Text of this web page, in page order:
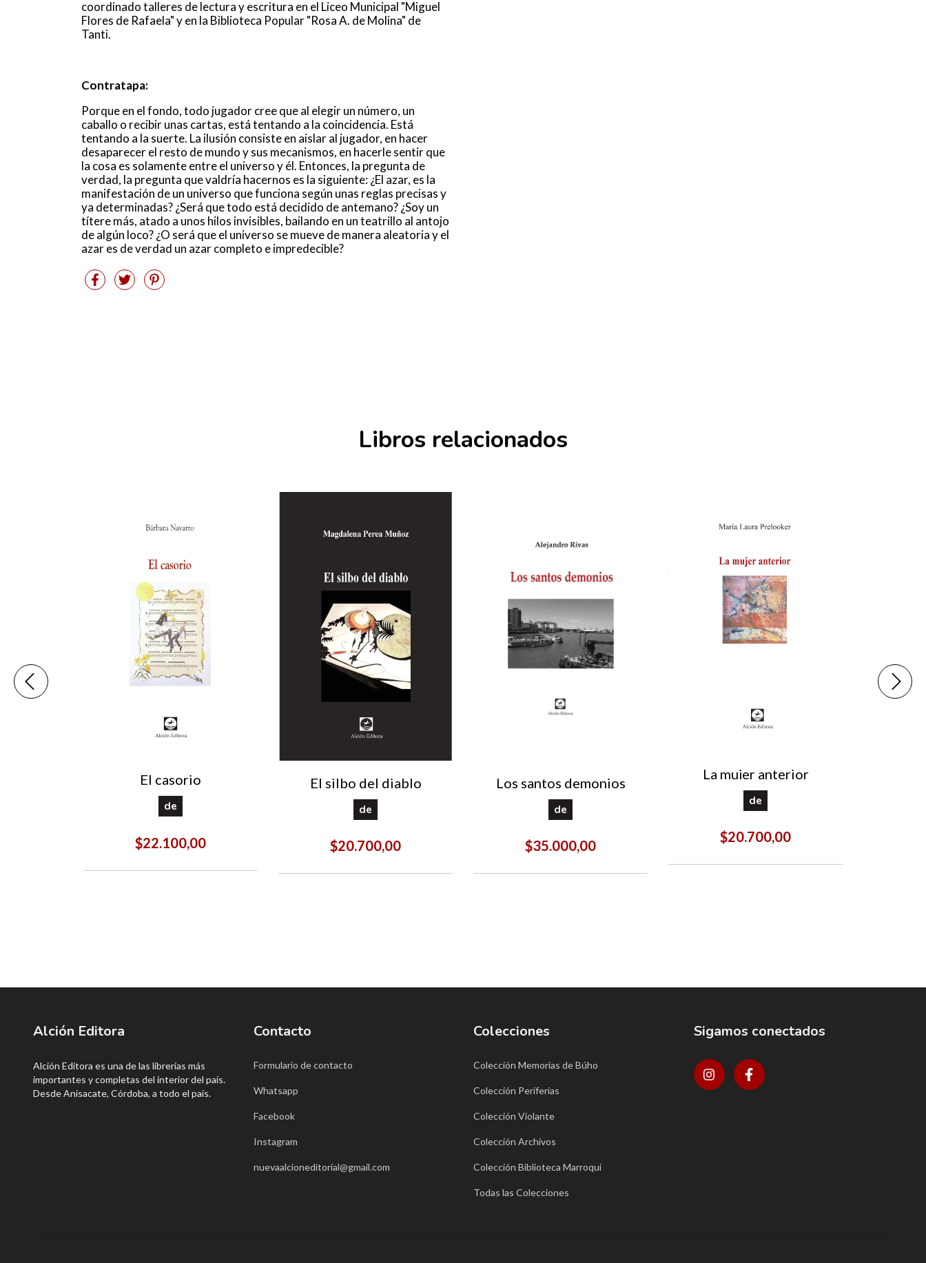
coordinado talleres de lectura y escritura en el Liceo Municipal "Miguel
Flores de Rafaela" y en la Biblioteca Popular "Rosa A. de Molina" de
Tanti.
Contratapa:
Porque en el fondo, todo jugador cree que al elegir un número, un
caballo o recibir unas cartas, está tentando a la coincidencia. Está
tentando a la suerte. La ilusión consiste en aislar al jugador, en hacer
desaparecer el resto de mundo y sus mecanismos, en hacerle sentir que
la cosa es solamente entre el universo y él. Entonces, la pregunta de
verdad, la pregunta que valdría hacernos es la siguiente: ¿El azar, es la
manifestación de un universo que funciona según unas reglas precisas y
ya determinadas? ¿Será que todo está decidido de antemano? ¿Soy un
títere más, atado a unos hilos invisibles, bailando en un teatrillo al antojo
de algún loco? ¿O será que el universo se mueve de manera aleatoria y el
azar es de verdad un azar completo e impredecible?
Libros relacionados
El casorio
de
$22.100,00
El silbo del diablo
de
$20.700,00
Los santos demonios
de
$35.000,00
La mujer anterior
de
$20.700,00
Alción Editora
Alción Editora es una de las librerías más
importantes y completas del interior del país.
Desde Anisacate, Córdoba, a todo el país.
Contacto
Formulario de contacto
Whatsapp
Facebook
Instagram
nuevaalcioneditorial@gmail.com
Colecciones
Colección Memorias de Búho
Colección Periferias
Colección Violante
Colección Archivos
Colección Biblioteca Marroquí
Todas las Colecciones
Sigamos conectados